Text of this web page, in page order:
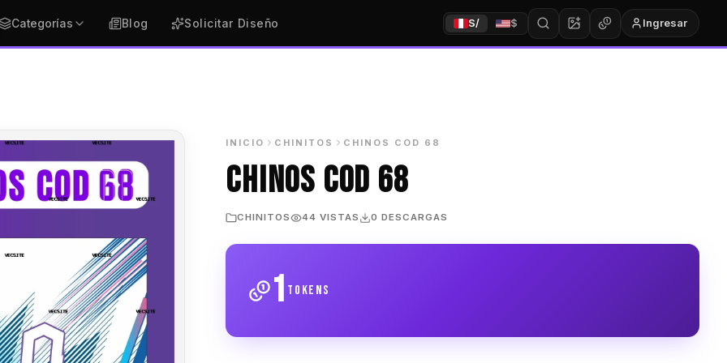
Categorías Blog Solicitar Diseño S/ $ Ingresar
INICIO CHINITOS CHINOS COD 68
CHINOS COD 68
CHINITOS 44 VISTAS 0 DESCARGAS
1 tokens